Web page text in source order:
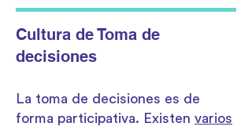
Cultura de Toma de
decisiones
La toma de decisiones es de
forma participativa. Existen varios